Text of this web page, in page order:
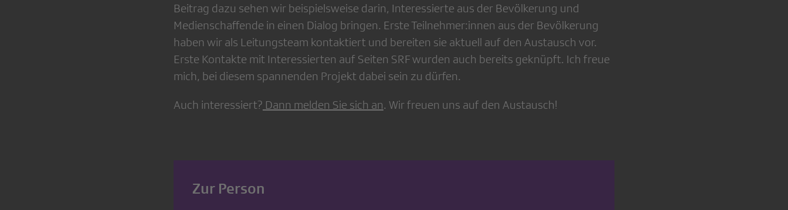
Beitrag dazu sehen wir beispielsweise darin, Interessierte aus der Bevölkerung und
Medienschaffende in einen Dialog bringen. Erste Teilnehmer:innen aus der Bevölkerung
haben wir als Leitungsteam kontaktiert und bereiten sie aktuell auf den Austausch vor.
Erste Kontakte mit Interessierten auf Seiten SRF wurden auch bereits geknüpft. Ich freue
mich, bei diesem spannenden Projekt dabei sein zu dürfen.
Auch interessiert? Dann melden Sie sich an. Wir freuen uns auf den Austausch!
Zur Person